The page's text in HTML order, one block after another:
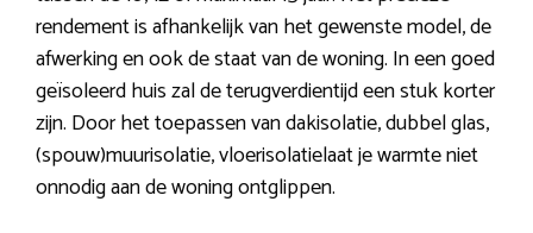
rendement is afhankelijk van het gewenste model, de
afwerking en ook de staat van de woning. In een goed
geïsoleerd huis zal de terugverdientijd een stuk korter
zijn. Door het toepassen van dakisolatie, dubbel glas,
(spouw)muurisolatie, vloerisolatielaat je warmte niet
onnodig aan de woning ontglippen.